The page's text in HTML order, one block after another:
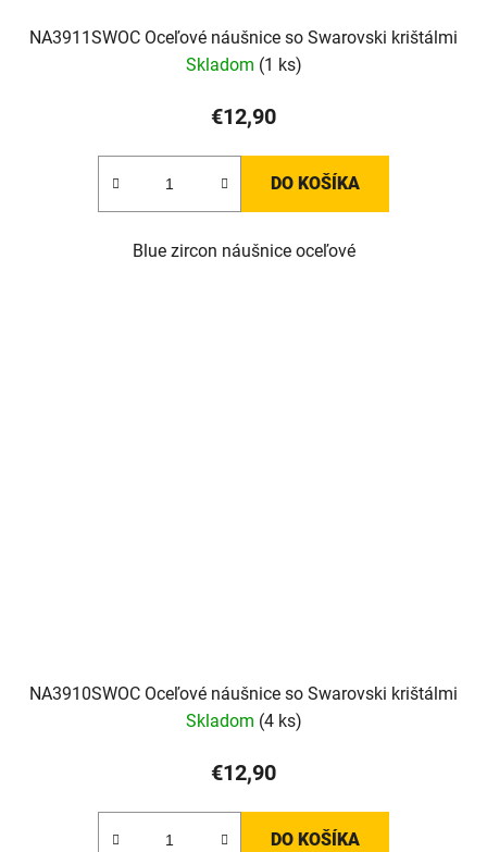
NA3911SWOC Oceľové náušnice so Swarovski krištálmi
Skladom (1 ks)
€12,90
DO KOŠÍKA
Blue zircon náušnice oceľové
NA3910SWOC Oceľové náušnice so Swarovski krištálmi
Skladom (4 ks)
€12,90
DO KOŠÍKA